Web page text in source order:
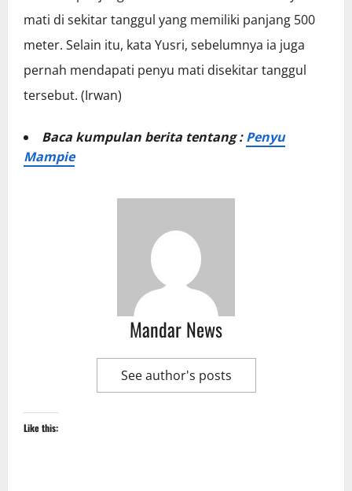
mati di sekitar tanggul yang memiliki panjang 500
meter. Selain itu, kata Yusri, sebelumnya ia juga
pernah mendapati penyu mati disekitar tanggul
tersebut. (Irwan)
Baca kumpulan berita tentang :Penyu
Mampie
Mandar News
See author's posts
Like this: